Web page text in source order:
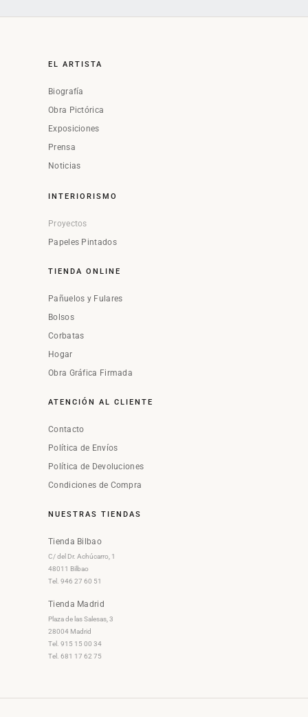
EL ARTISTA
Biografía
Obra Pictórica
Exposiciones
Prensa
Noticias
INTERIORISMO
Proyectos
Papeles Pintados
TIENDA ONLINE
Pañuelos y Fulares
Bolsos
Corbatas
Hogar
Obra Gráfica Firmada
ATENCIÓN AL CLIENTE
Contacto
Política de Envíos
Política de Devoluciones
Condiciones de Compra
NUESTRAS TIENDAS
Tienda Bilbao
C/ del Dr. Achúcarro, 1
48011 Bilbao
Tel. 946 27 60 51
Tienda Madrid
Plaza de las Salesas, 3
28004 Madrid
Tel. 915 15 00 34
Tel. 681 17 62 75